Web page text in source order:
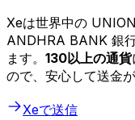
Xeは世界中の
ANDHRA BANK 銀
ます。 130以上の通貨
ので、安心して送金が
Xeで送信